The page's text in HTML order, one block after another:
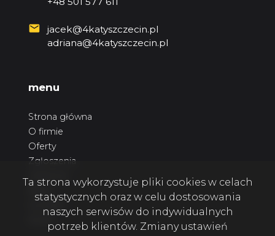
jacek@4katyszczecin.pl
adriana@4katyszczecin.pl
menu
Strona główna
O firmie
Oferty
Zgłoszenia
Kontakt
Ta strona wykorzystuje pliki cookies w celach
statystycznych oraz w celu dostosowania
naszych serwisów do indywidualnych
potrzeb klientów. Zmiany ustawień